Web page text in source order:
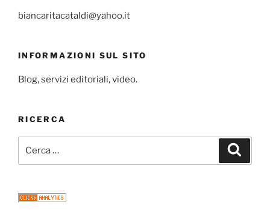
biancaritacataldi@yahoo.it
INFORMAZIONI SUL SITO
Blog, servizi editoriali, video.
RICERCA